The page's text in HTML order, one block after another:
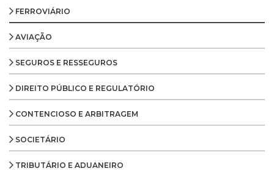
FERROVIÁRIO
AVIAÇÃO
SEGUROS E RESSEGUROS
DIREITO PÚBLICO E REGULATÓRIO
CONTENCIOSO E ARBITRAGEM
SOCIETÁRIO
TRIBUTÁRIO E ADUANEIRO